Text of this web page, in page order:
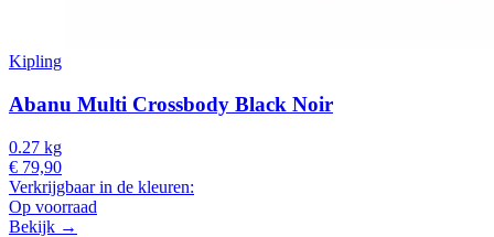
Kipling
Abanu Multi Crossbody Black Noir
0.27 kg
€ 79,90
Verkrijgbaar in de kleuren:
Op voorraad
Bekijk →